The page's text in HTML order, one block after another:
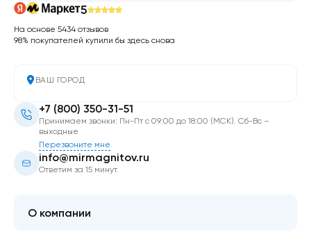
ВАШ ГОРОД
+7 (800) 350-31-51
Принимаем звонки: Пн-Пт с 09:00 до 18:00 (МСК). Сб-Вс –
выходные
Перезвоните мне
info@mirmagnitov.ru
Ответим за 15 минут.
О компании
5
На основе 5434 отзывов
98% покупателей купили бы здесь снова